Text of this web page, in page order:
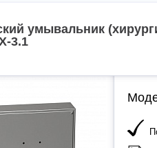
умывальник
3.1